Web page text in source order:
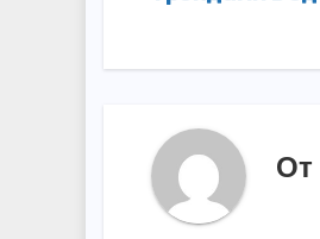
по
записям
От